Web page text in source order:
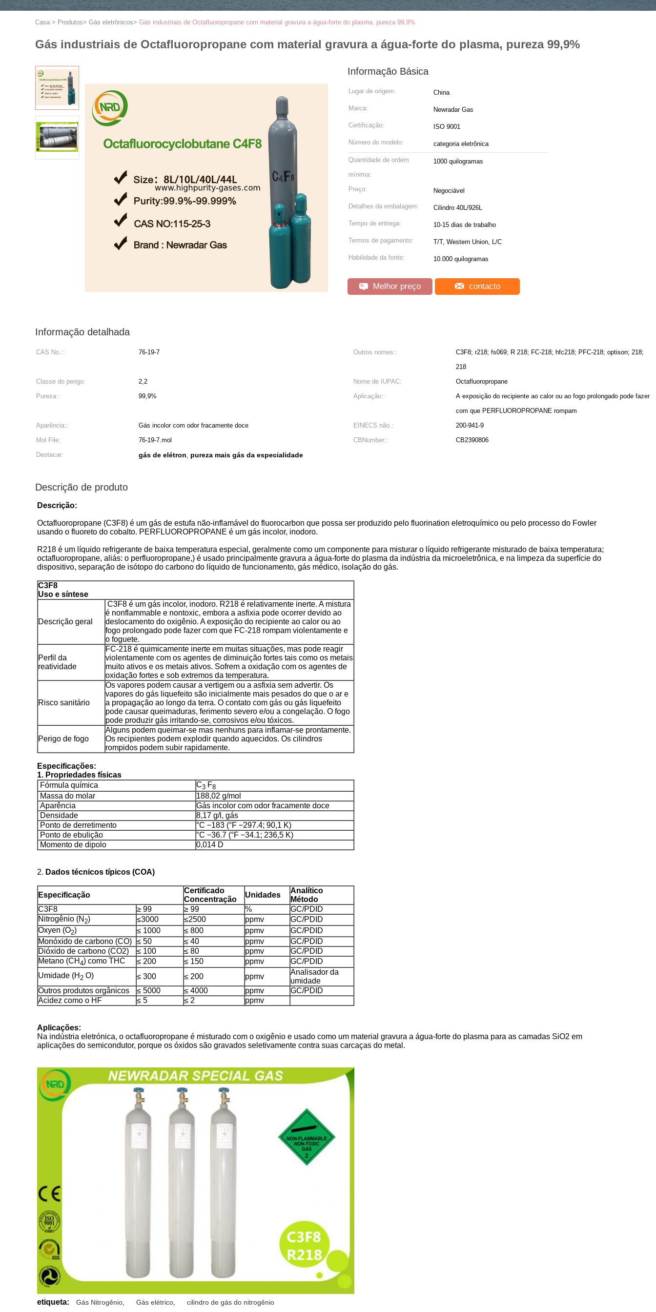
Casa > Produtos> Gás eletrônicos> Gás industriais de Octafluoropropane com material gravura a água-forte do plasma, pureza 99,9%
Gás industriais de Octafluoropropane com material gravura a água-forte do plasma, pureza 99,9%
Informação Básica
Lugar de origem: China
Marca: Newradar Gas
Certificação: ISO 9001
Número do modelo: categoria eletrônica
Quantidade de ordem
mínima:
1000 quilogramas
Preço: Negociável
Detalhes da embalagem: Cilindro 40L/926L
Tempo de entrega: 10-15 dias de trabalho
Termos de pagamento: T/T, Western Union, L/C
Habilidade da fonte: 10.000 quilogramas
Melhor preço contacto
Informação detalhada
CAS No.:: 76-19-7 Outros nomes::
C3F8; r218; fs069; R 218; FC-218; hfc218; PFC-218; optison; 218;
218
Classe do perigo:
2,2 Nome de IUPAC:
Octafluoropropane
Pureza::
99,9% Aplicação::
A exposição do recipiente ao calor ou ao fogo prolongado pode fazer
com que PERFLUOROPROPANE rompam
Aparência::
Gás incolor com odor fracamente doce EINECS não.:
200-941-9
Mol File:
76-19-7.mol CBNumber::
CB2390806
Destacar:
gás de elétron, pureza mais gás da especialidade
Descrição de produto
Descrição:
Octafluoropropane (C3F8) é um gás de estufa não-inflamável do fluorocarbon que possa ser produzido pelo fluorination eletroquímico ou pelo processo do Fowler
usando o fluoreto do cobalto. PERFLUOROPROPANE é um gás incolor, inodoro.
R218 é um líquido refrigerante de baixa temperatura especial, geralmente como um componente para misturar o líquido refrigerante misturado de baixa temperatura;
octafluoropropane, aliás: o perfluoropropane,) é usado principalmente gravura a água-forte do plasma da indústria da microeletrônica, e na limpeza da superfície do
dispositivo, separação de isótopo do carbono do líquido de funcionamento, gás médico, isolação do gás.
C3F8
Uso e síntese
Descrição geral
C3F8 é um gás incolor, inodoro. R218 é relativamente inerte. A mistura
é nonflammable e nontoxic, embora a asfixia pode ocorrer devido ao
deslocamento do oxigênio. A exposição do recipiente ao calor ou ao
fogo prolongado pode fazer com que FC-218 rompam violentamente e
o foguete.
Perfil da
reatividade
FC-218 é quimicamente inerte em muitas situações, mas pode reagir
violentamente com os agentes de diminuição fortes tais como os metais
muito ativos e os metais ativos. Sofrem a oxidação com os agentes de
oxidação fortes e sob extremos da temperatura.
Risco sanitário
Os vapores podem causar a vertigem ou a asfixia sem advertir. Os
vapores do gás liquefeito são inicialmente mais pesados do que o ar e
a propagação ao longo da terra. O contato com gás ou gás liquefeito
pode causar queimaduras, ferimento severo e/ou a congelação. O fogo
pode produzir gás irritando-se, corrosivos e/ou tóxicos.
Perigo de fogo
Alguns podem queimar-se mas nenhuns para inflamar-se prontamente.
Os recipientes podem explodir quando aquecidos. Os cilindros
rompidos podem subir rapidamente.
Especificações:
1. Propriedades físicas
Fórmula química
C3 F8
Massa do molar
188,02 g/mol
Aparência
Gás incolor com odor fracamente doce
Densidade
8,17 g/l, gás
Ponto de derretimento
°C −183 (°F −297.4; 90,1 K)
Ponto de ebulição
°C −36.7 (°F −34.1; 236,5 K)
Momento de dipolo
0,014 D
2. Dados técnicos típicos (COA)
Especificação
Certificado
Concentração
Unidades
Analítico
Método
C3F8
≥ 99 ≥ 99 %
GC/PDID
Nitrogênio (N 2) ≤3000 ≤2500 ppmv
GC/PDID
Oxyen (O2) ≤ 1000 ≤ 800 ppmv
GC/PDID
Monóxido de carbono (CO) ≤ 50 ≤ 40 ppmv
GC/PDID
Dióxido de carbono (CO2)
≤ 100 ≤ 80 ppmv
GC/PDID
Metano (CH 4) como THC ≤ 200 ≤ 150 ppmv
GC/PDID
Umidade (H 2 O) ≤ 300 ≤ 200 ppmv
Analisador da
umidade
Outros produtos orgânicos
≤ 5000 ≤ 4000 ppmv
GC/PDID
Acidez como o HF
≤ 5 ≤ 2 ppmv
Aplicações:
Na indústria eletrónica, o octafluoropropane é misturado com o oxigênio e usado como um material gravura a água-forte do plasma para as camadas SiO2 em
aplicações do semicondutor, porque os óxidos são gravados seletivamente contra suas carcaças do metal.
etiqueta: Gás Nitrogênio Gás elétrico cilindro de gás do nitrogênio